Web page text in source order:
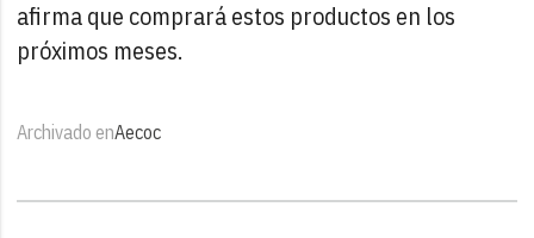
afirma que comprará estos productos en los
próximos meses.
Archivado enAecoc